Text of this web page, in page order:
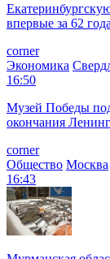
впервые за 62
corner
Экономика
16:50
Музей Победы
окончания
corner
Общество Москва
16:43